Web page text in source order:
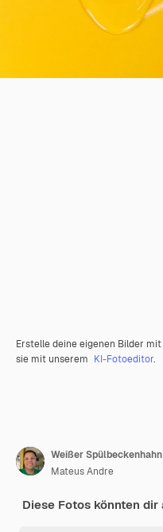
Erstelle deine eigenen Bilder mit
sie mit unserem KI-Fotoeditor.
Weißer
Mateus Andre
Diese Fotos könnten